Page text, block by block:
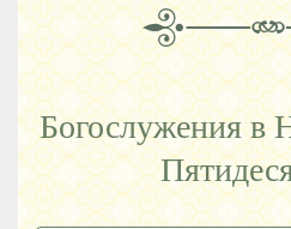
Богослужения